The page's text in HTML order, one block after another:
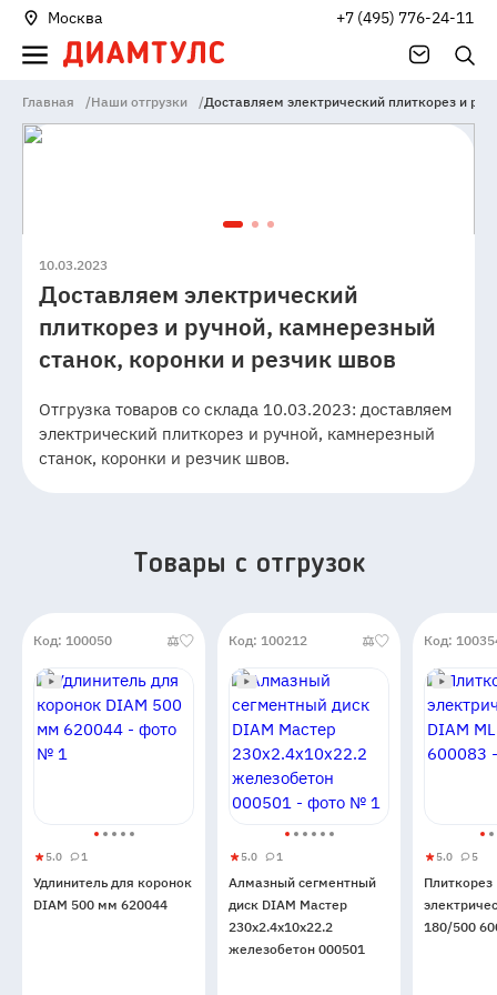
Москва +7 (495) 776-24-11
Главная /Наши отгрузки /Доставляем электрический плиткорез и
10.03.2023
Доставляем электрический
плиткорез и ручной, камнерезный
станок, коронки и резчик швов
Отгрузка товаров со склада 10.03.2023: доставляем
электрический плиткорез и ручной, камнерезный
станок, коронки и резчик швов.
Товары c отгрузок
Код: 100050
Удлинитель
для
коронок
5.0
5
1 1
Удлинитель для коронок
DIAM 500 мм 620044
Код: 100212
Алмазный
сегментный
диск
5.0
5
1 1
Алмазный сегментный
диск DIAM Мастер
230x2.4x10x22.2
железобетон 000501
Код:
DIAM
5.0
5
5 5
Плиткорез
180/500